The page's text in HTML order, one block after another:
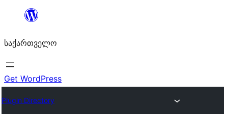
შიგთავსზე
საქართველო
Get WordPress
Plugin Directory